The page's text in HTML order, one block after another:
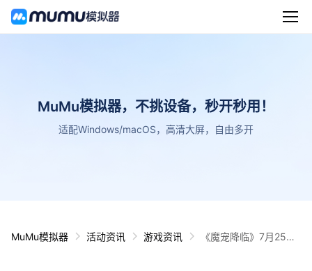
MuMu模拟器，不挑设备，秒开秒用！
适配Windows/macOS，高清大屏，自由多开
MuMu模拟器 活动资讯 游戏资讯
《魔宠降临》7月25日